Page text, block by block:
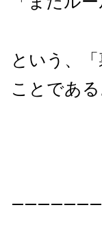
という、
ことである